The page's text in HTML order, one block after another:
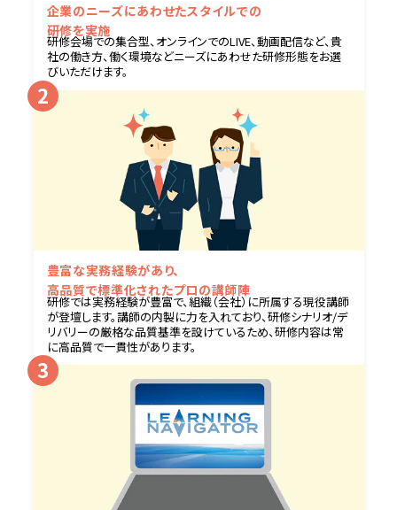
企業のニーズにあわせたスタイルでの
研修を実施
研修会場での集合型、オンラインでのLIVE、動画配信など、貴
社の働き方、働く環境などニーズにあわせた研修形態をお選
びいただけます。
豊富な実務経験があり、
高品質で標準化されたプロの講師陣
研修では実務経験が豊富で、組織（会社）に所属する現役講師
が登壇します。講師の内製に力を入れており、研修シナリオ/デ
リバリーの厳格な品質基準を設けているため、研修内容は常
に高品質で一貫性があります。